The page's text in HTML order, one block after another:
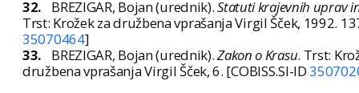
32.
BREZIGAR, Bojan (urednik).Statuti krajevnih uprav
Trst: Krožek za družbena vprašanja Virgil Šček, 1992.
35070464]
33.
BREZIGAR, Bojan (urednik).Zakon o Krasu. Trst:
družbena vprašanja Virgil Šček, 6. [COBISS.SI-ID